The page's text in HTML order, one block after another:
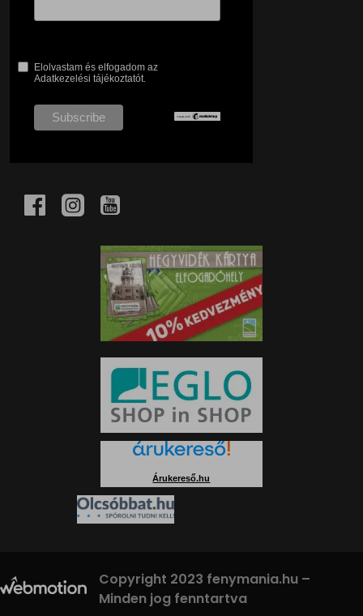
Elolvastam és elfogadom az
Adatkezelési tájékoztatót.
Árukereső.hu
Copyright 2023 fenymania.hu –
Minden jog fenntartva